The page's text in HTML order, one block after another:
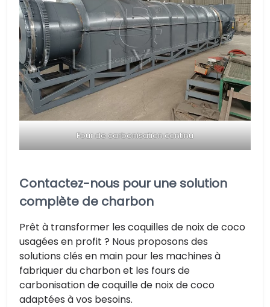
Four de carbonisation continu
Contactez-nous pour une solution
complète de charbon
Prêt à transformer les coquilles de noix de coco
usagées en profit ? Nous proposons des
solutions clés en main pour les machines à
fabriquer du charbon et les fours de
carbonisation de coquille de noix de coco
adaptées à vos besoins.